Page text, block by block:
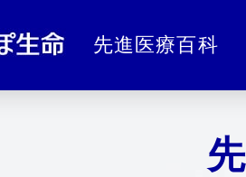
先進医療百科